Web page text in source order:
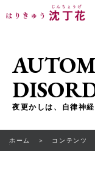
夜更かしは、自律神
ホーム コンテンツ